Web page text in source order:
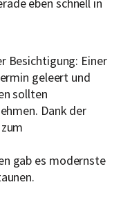
Besichtigung: Einer
geleert und
sollten
Dank der
gab es modernste